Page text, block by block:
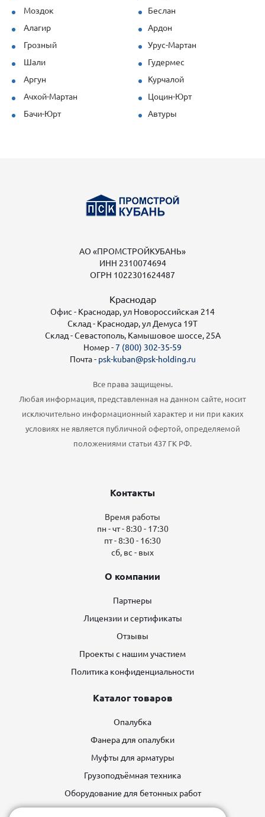
Моздок
Беслан
Алагир
Ардон
Грозный
Урус-Мартан
Шали
Гудермес
Аргун
Курчалой
Ачхой-Мартан
Цоцин-Юрт
Бачи-Юрт
Автуры
АО «ПРОМСТРОЙКУБАНЬ»
ИНН 2310074694
ОГРН 1022301624487
Краснодар
Офис - Краснодар, ул Новороссийская 214
Склад - Краснодар, ул Демуса 19Т
Склад - Севастополь, Камышовое шоссе, 25А
Номер -7 (800) 302-35-59
Почта - psk-kuban@psk-holding.ru
Все права защищены.
Любая информация, представленная на данном сайте, носит
исключительно информационный характер и ни при каких
условиях не является публичной офертой, определяемой
положениями статьи 437 ГК РФ.
Контакты
Время работы
пн - чт - 8:30 - 17:30
пт - 8:30 - 16:30
сб, вс - вых
О компании
Партнеры
Лицензии и сертификаты
Отзывы
Проекты с нашим участием
Политика конфиденциальности
Каталог товаров
Опалубка
Фанера для опалубки
Муфты для арматуры
Грузоподъёмная техника
Оборудование для бетонных работ